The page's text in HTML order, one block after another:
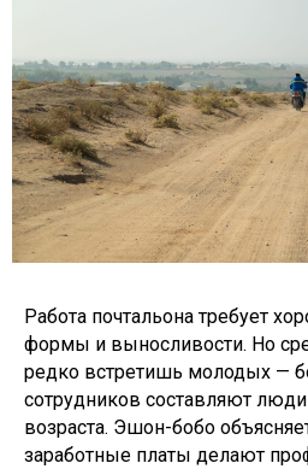
Работа почтальона требует
формы и выносливости. Но
редко встретишь молодых —
сотрудников составляют
возраста. Эшон-бобо
заработные платы делают